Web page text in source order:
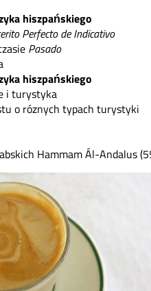
hiszpańskiego
Perfecto de Indicativo
Pasado
hiszpańskiego
i turystyka
o róznych typach turystyki
Hammam Ál-Andalus